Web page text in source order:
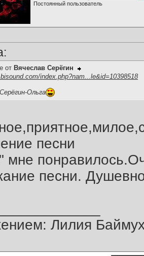
Постоянный пользователь
от Вячеслав Серёгин
index.php?nam...le&id=10398518
Ольга
песни
мне
песни.
Лилия